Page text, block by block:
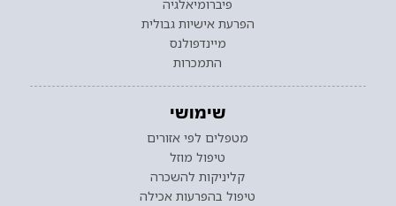
פיברומיאלגיה
הפרעת אישיות גבולית
מיינדפולנס
התמכרות
שימושי
מטפלים לפי אזורים
טיפול מוזל
קליניקות להשכרה
טיפול בהפרעות אכילה